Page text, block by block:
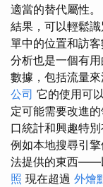
適當的替代屬性。
結果，可以輕鬆
單中的位置和訪客
分析也是一個有
數據，包括流量
公司 它的使用可
定可能需要改進的
口統計和興趣特
例如本地搜尋引
法提供的東西——
照 現在超過 外燴